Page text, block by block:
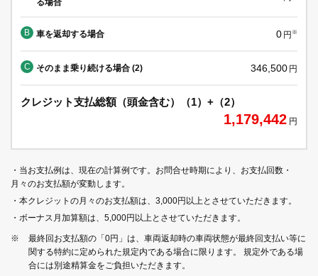
る場合
B 車を返却する場合 0 円 ※
C そのまま乗り続ける場合 (2) 346,500 円
クレジット支払総額（頭金含む）（1）+（2）
1,179,442 円
・当お支払例は、現在の計算例です。お問合せ時期により、お支払回数・
月々のお支払額が変動します。
・本クレジットの月々のお支払額は、3,000円以上とさせていただきます。
・ボーナス月加算額は、5,000円以上とさせていただきます。
※
最終回お支払額の「0円」は、車両返却時の車両状態が最終回支払い等に
関する特約に定められた規定内である場合に限ります。 規定外である場
合には別途精算金をご負担いただきます。